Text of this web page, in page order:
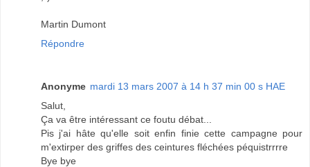
Martin Dumont
Répondre
Anonyme mardi 13 mars 2007 à 14 h 37 min 00 s HAE
Salut,
Ça va être intéressant ce foutu débat...
Pis j'ai hâte qu'elle soit enfin finie cette campagne pour
m'extirper des griffes des ceintures fléchées péquistrrrre
Bye bye